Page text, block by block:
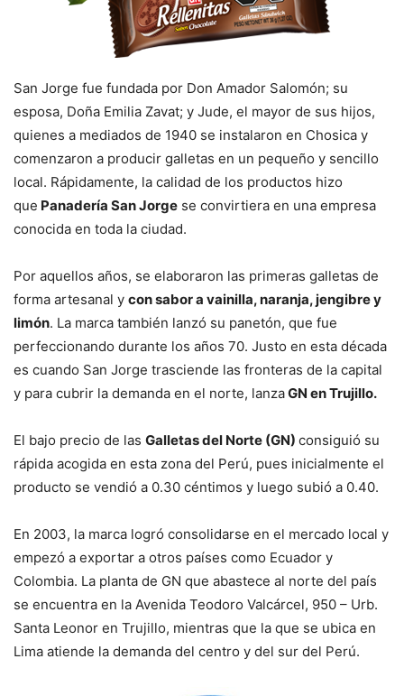
San Jorge fue fundada por Don Amador Salomón; su
esposa, Doña Emilia Zavat; y Jude, el mayor de sus hijos,
quienes a mediados de 1940 se instalaron en Chosica y
comenzaron a producir galletas en un pequeño y sencillo
local. Rápidamente, la calidad de los productos hizo
que Panadería San Jorge se convirtiera en una empresa
conocida en toda la ciudad.
Por aquellos años, se elaboraron las primeras galletas de
forma artesanal y con sabor a vainilla, naranja, jengibre y
limón. La marca también lanzó su panetón, que fue
perfeccionando durante los años 70. Justo en esta década
es cuando San Jorge trasciende las fronteras de la capital
y para cubrir la demanda en el norte, lanzaGN en Trujillo.
El bajo precio de las Galletas del Norte (GN) consiguió su
rápida acogida en esta zona del Perú, pues inicialmente el
producto se vendió a 0.30 céntimos y luego subió a 0.40.
En 2003, la marca logró consolidarse en el mercado local y
empezó a exportar a otros países como Ecuador y
Colombia. La planta de GN que abastece al norte del país
se encuentra en la Avenida Teodoro Valcárcel, 950 – Urb.
Santa Leonor en Trujillo, mientras que la que se ubica en
Lima atiende la demanda del centro y del sur del Perú.